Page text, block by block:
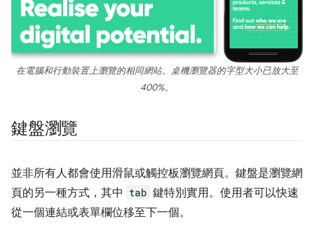
在電腦和行動裝置上瀏覽的相同網站。桌機瀏覽器的字型大小已放大至
400%。
鍵盤瀏覽
並非所有人都會使用滑鼠或觸控板瀏覽網頁。鍵盤是瀏覽網
頁的另一種方式，其中 tab 鍵特別實用。使用者可以快速
從一個連結或表單欄位移至下一個。